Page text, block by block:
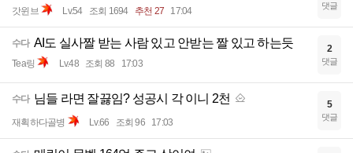
갓윈브 Lv.54 조회 1694 추천 27 17:04 댓글
수다 AI도 실사짤 받는 사람 있고 안받는 짤 있고 하는듯
Tea링 Lv.48 조회 88 17:03
2
댓글
수다 님들 라면 잘끓임? 성공시 각 이니 2천
재획하다골병 Lv.66 조회 96 17:03
5
댓글